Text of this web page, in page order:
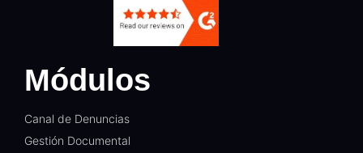
Módulos
Canal de Denuncias
Gestión Documental​